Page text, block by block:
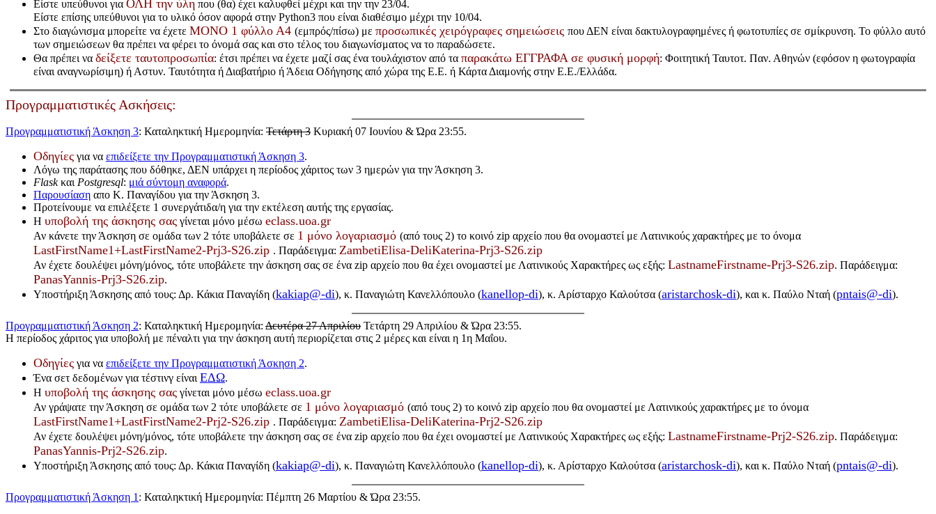
Είστε υπεύθυνοι για ΟΛΗ την ύλη που (θα) έχει καλυφθεί μέχρι και την την 23/04.
Είστε επίσης υπεύθυνοι για το υλικό όσον αφορά στην Python3 που είναι διαθέσιμο μέχρι την 10/04.
Στο διαγώνισμα μπορείτε να έχετε ΜΟΝΟ 1 φύλλο Α4 (εμπρός/πίσω) με προσωπικές χειρόγραφες σημειώσεις που ΔΕΝ είναι δακτυλογραφημένες ή φωτοτυπίες σε σμίκρυνση. Το φύλλο αυτό
των σημειώσεων θα πρέπει να φέρει το όνομά σας και στο τέλος του διαγωνίσματος να το παραδώσετε.
Θα πρέπει να δείξετε ταυτοπροσωπία: έτσι πρέπει να έχετε μαζί σας ένα τουλάχιστον από τα παρακάτω ΕΓΓΡΑΦΑ σε φυσική μορφή: Φοιτητική Ταυτοτ. Παν. Αθηνών (εφόσον η φωτογραφία
είναι αναγνωρίσιμη) ή Αστυν. Ταυτότητα ή Διαβατήριο ή Άδεια Οδήγησης από χώρα της Ε.Ε. ή Κάρτα Διαμονής στην Ε.Ε./Ελλάδα.
Προγραμματιστικές Ασκήσεις:
Προγραμματιστική Άσκηση 3: Καταληκτική Ημερομηνία: Τετάρτη 3 Κυριακή 07 Ιουνίου & Ώρα 23:55.
Οδηγίες για να επιδείξετε την Προγραμματιστική Άσκηση 3.
Λόγω της παράτασης που δόθηκε, ΔΕΝ υπάρχει η περίοδος χάριτος των 3 ημερών για την Άσκηση 3.
Flaskκαι Postgresql: μιά σύντομη αναφορά.
Παρουσίαση απο Κ. Παναγίδου για την Άσκηση 3.
Προτείνουμε να επιλέξετε 1 συνεργάτιδα/η για την εκτέλεση αυτής της εργασίας.
Η υποβολή της άσκησης σας γίνεται μόνο μέσω eclass.uoa.gr
Αν κάνετε την Άσκηση σε ομάδα των 2 τότε υποβάλετε σε 1 μόνο λογαριασμό (από τους 2) το κοινό zip αρχείο που θα ονομαστεί με Λατινικούς χαρακτήρες με το όνομα
LastFirstName1+LastFirstName2-Prj3-S26.zip . Παράδειγμα: ZambetiElisa-DeliKaterina-Prj3-S26.zip
Αν έχετε δουλέψει μόνη/μόνος, τότε υποβάλετε την άσκηση σας σε ένα zip αρχείο που θα έχει ονομαστεί με Λατινικούς Χαρακτήρες ως εξής: LastnameFirstname-Prj3-S26.zip. Παράδειγμα:
PanasYannis-Prj3-S26.zip.
Υποστήριξη Άσκησης από τους: Δρ. Κάκια Παναγίδη (kakiap@-di), κ. Παναγιώτη Κανελλόπουλο (kanellop-di), κ. Αρίσταρχο Καλούτσα (aristarchosk-di), και κ. Παύλο Νταή (pntais@-di).
Προγραμματιστική Άσκηση 2: Καταληκτική Ημερομηνία: Δευτέρα 27 Απριλίου Τετάρτη 29 Απριλίου & Ώρα 23:55.
Η περίοδος χάριτος για υποβολή με πέναλτι για την άσκηση αυτή περιορίζεται στις 2 μέρες και είναι η 1η Μαΐου.
Οδηγίες για να επιδείξετε την Προγραμματιστική Άσκηση 2.
Ένα σετ δεδομένων για τέστινγ είναι ΕΔΩ.
Η υποβολή της άσκησης σας γίνεται μόνο μέσω eclass.uoa.gr
Αν γράψατε την Άσκηση σε ομάδα των 2 τότε υποβάλετε σε 1 μόνο λογαριασμό (από τους 2) το κοινό zip αρχείο που θα ονομαστεί με Λατινικούς χαρακτήρες με το όνομα
LastFirstName1+LastFirstName2-Prj2-S26.zip . Παράδειγμα: ZambetiElisa-DeliKaterina-Prj2-S26.zip
Αν έχετε δουλέψει μόνη/μόνος, τότε υποβάλετε την άσκηση σας σε ένα zip αρχείο που θα έχει ονομαστεί με Λατινικούς Χαρακτήρες ως εξής: LastnameFirstname-Prj2-S26.zip. Παράδειγμα:
PanasYannis-Prj2-S26.zip.
Υποστήριξη Άσκησης από τους: Δρ. Κάκια Παναγίδη (kakiap@-di), κ. Παναγιώτη Κανελλόπουλο (kanellop-di), κ. Αρίσταρχο Καλούτσα (aristarchosk-di), και κ. Παύλο Νταή (pntais@-di).
Προγραμματιστική Άσκηση 1 : Καταληκτική Ημερομηνία: Πέμπτη 26 Μαρτίου & Ώρα 23:55.